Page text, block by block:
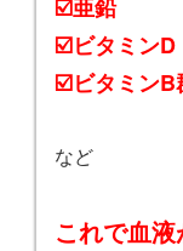
☑️亜鉛
☑️ビタミンD
☑️ビタミンB
など
これで血液